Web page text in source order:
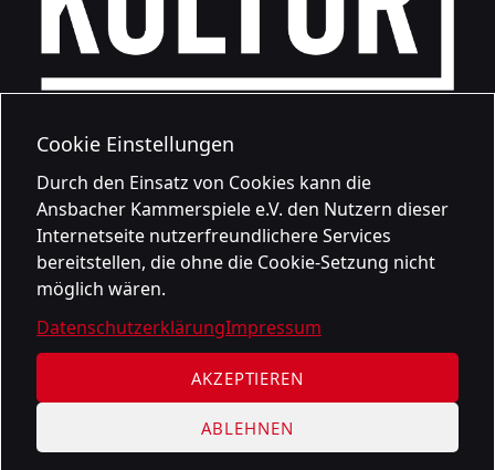
Cookie Einstellungen
Durch den Einsatz von Cookies kann die
Ansbacher Kammerspiele e.V. den Nutzern dieser
Internetseite nutzerfreundlichere Services
bereitstellen, die ohne die Cookie-Setzung nicht
möglich wären.
AKZEPTIEREN
ABLEHNEN
DatenschutzerklärungImpressum
Datenschutzerklärung